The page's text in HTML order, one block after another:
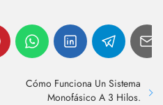
Cómo Funciona Un Sistema
Monofásico A 3 Hilos.